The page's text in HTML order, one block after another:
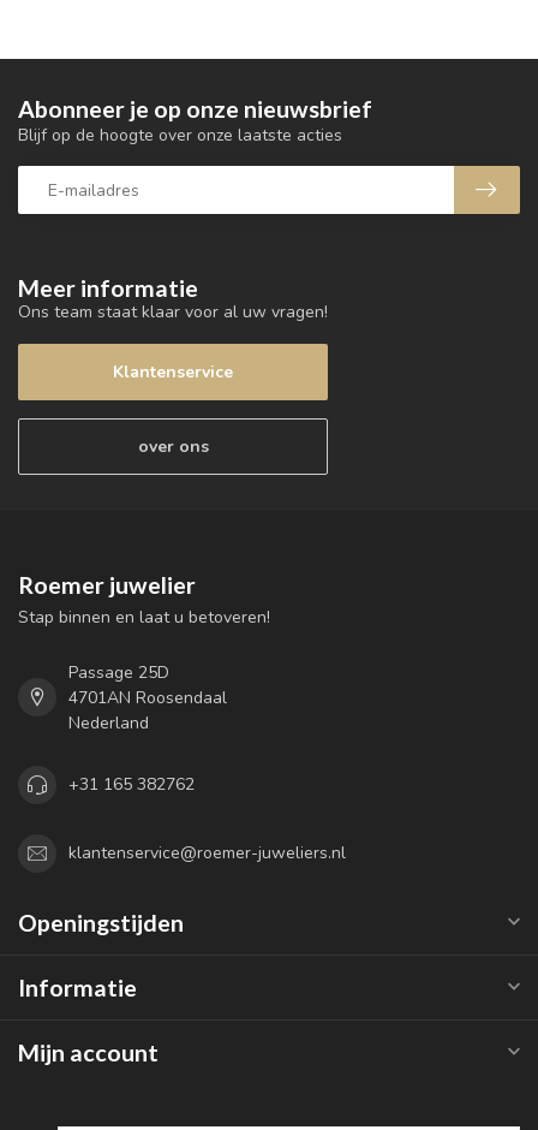
Meer informatie
Ons team staat klaar voor al uw vragen!
Klantenservice
over ons
Abonneer je op onze nieuwsbrief
Blijf op de hoogte over onze laatste acties
Roemer juwelier
Stap binnen en laat u betoveren!
Passage 25D
4701AN Roosendaal
Nederland
+31 165 382762
klantenservice@roemer-juweliers.nl
Openingstijden
Informatie
Mijn account